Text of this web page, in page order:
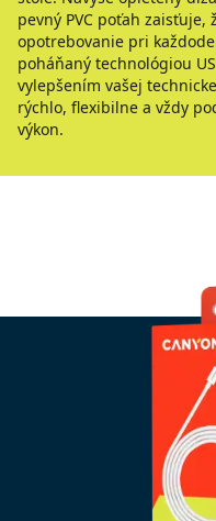
pevný PVC poťah
opotrebovanie pri
poháňaný technológiou
vylepšením vašej
rýchlo, flexibilne a vždy
výkon.